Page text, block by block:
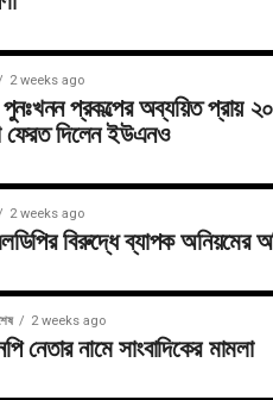
2 weeks ago
প্রকল্পের অব্যয়িত প্রায়
ফেরত দিলেন ইউএনও
2 weeks ago
বিরুদ্ধে ব্যাপক অনিয়মের
2 weeks ago
নেতার নামে সাংবাদিকের মামলা
2 weeks ago
সড়ক ধসে